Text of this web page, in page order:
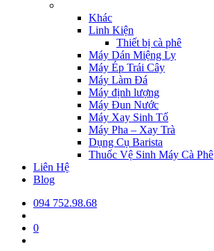
Khác
Linh Kiện
Thiết bị cà phê
Máy Dán Miệng Ly
Máy Ép Trái Cây
Máy Làm Đá
Máy định lượng
Máy Đun Nước
Máy Xay Sinh Tố
Máy Pha – Xay Trà
Dụng Cụ Barista
Thuốc Vệ Sinh Máy Cà Phê
Liên Hệ
Blog
094 752.98.68
0